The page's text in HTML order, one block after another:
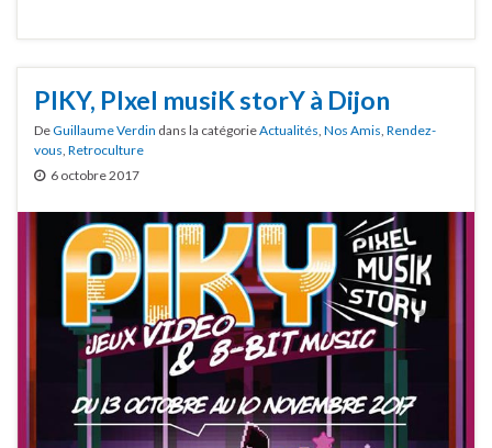
PIKY, PIxel musiK storY à Dijon
DeGuillaume Verdin dans la catégorieActualités Nos Amis Rendez-
vous Retroculture
6 octobre 2017